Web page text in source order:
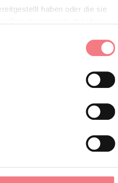
haben oder die sie
IN
der Belluneser
Tipps für Ihren Urlaub